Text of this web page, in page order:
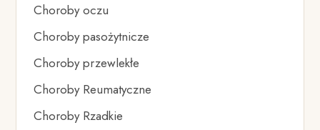
Choroby oczu
Choroby pasożytnicze
Choroby przewlekłe
Choroby Reumatyczne
Choroby Rzadkie